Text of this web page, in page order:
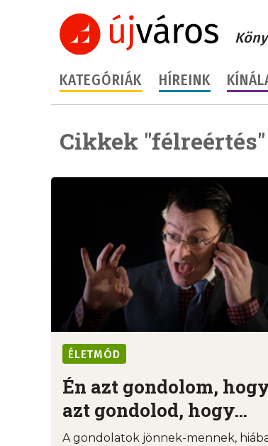
KATEGÓRIÁK HÍREINK
Cikkek
ÉLETMÓD
Én azt gondolom,
azt gondolod, hogy…
A gondolatok jönnek-mennek,